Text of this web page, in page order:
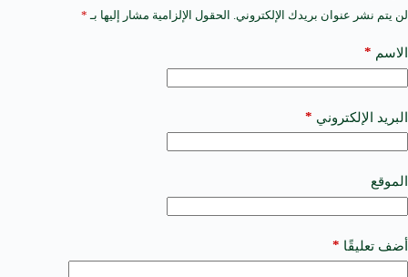
لن يتم نشر عنوان بريدك الإلكتروني. الحقول الإلزامية مشار إليها بـ *
الاسم *
البريد الإلكتروني *
الموقع
أضف تعليقًا *
A
t
e
a
t
i
e
: